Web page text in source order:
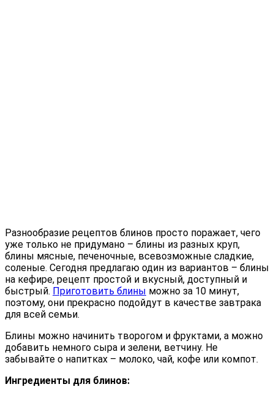
Разнообразие рецептов блинов просто поражает, чего
уже только не придумано – блины из разных круп,
блины мясные, печеночные, всевозможные сладкие,
соленые. Сегодня предлагаю один из вариантов – блины
на кефире, рецепт простой и вкусный, доступный и
быстрый. Приготовить блины можно за 10 минут,
поэтому, они прекрасно подойдут в качестве завтрака
для всей семьи.
Блины можно начинить творогом и фруктами, а можно
добавить немного сыра и зелени, ветчину. Не
забывайте о напитках – молоко, чай, кофе или компот.
Ингредиенты для блинов: